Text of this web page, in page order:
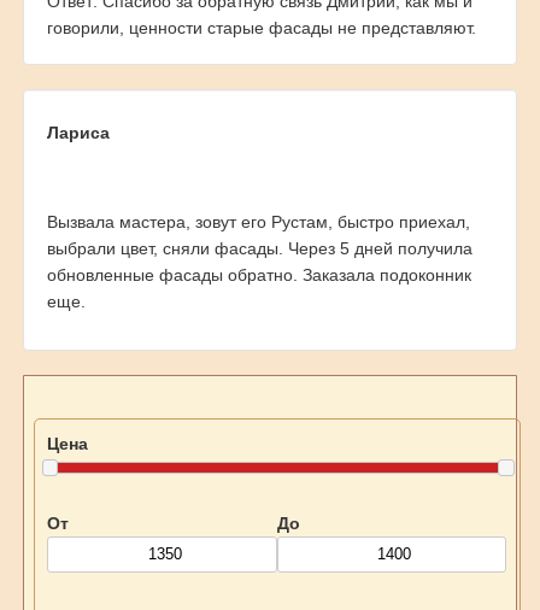
говорили, ценности старые фасады не представляют.
Лариса
Вызвала мастера, зовут его Рустам, быстро приехал,
выбрали цвет, сняли фасады. Через 5 дней получила
обновленные фасады обратно. Заказала подоконник
еще.
Цена
От До